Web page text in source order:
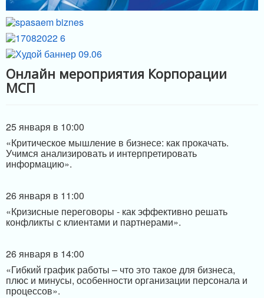
Онлайн мероприятия Корпорации
МСП
25 января в 10:00
«Критическое мышление в бизнесе: как прокачать.
Учимся анализировать и интерпретировать
информацию».
26 января в 11:00
«Кризисные переговоры - как эффективно решать
конфликты с клиентами и партнерами».
26 января в 14:00
«Гибкий график работы – что это такое для бизнеса,
плюс и минусы, особенности организации персонала и
процессов».